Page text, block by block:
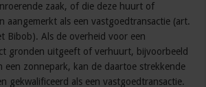
zaak, of die deze huurt of
aangemerkt als een vastgoedtransactie (art.
Bibob). Als de overheid voor een
gronden uitgeeft of verhuurt, bijvoorbeeld
een zonnepark, kan de daartoe strekkende
gekwalificeerd als een vastgoedtransactie.